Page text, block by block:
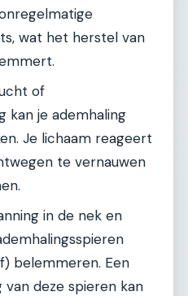
wat het herstel van
of
kan je ademhaling
Je lichaam reageert
te vernauwen
in de nek en
belemmeren. Een
van deze spieren kan